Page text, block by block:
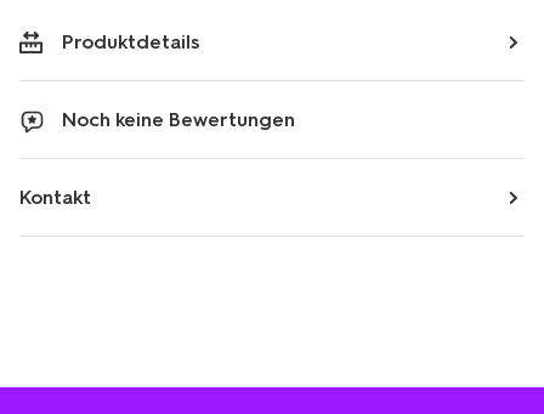
Produktdetails
Noch keine Bewertungen
Kontakt